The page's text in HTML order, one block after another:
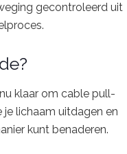
gecontroleerd uit
klaar om cable pull-
je lichaam uitdagen en
kunt benaderen.